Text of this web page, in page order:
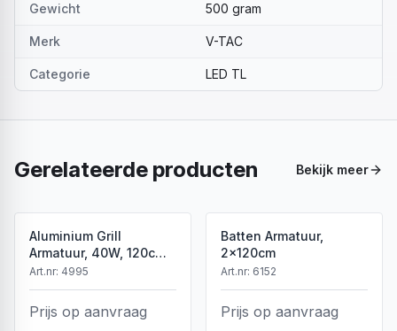
Gewicht 500 gram
Merk V-TAC
Categorie LED TL
Gerelateerde producten Bekijk meer
Aluminium Grill
Armatuur, 40W, 120cm,
Wit
Art.nr: 4995
Prijs op aanvraag
Batten Armatuur,
2x120cm
Art.nr: 6152
Prijs op aanvraag